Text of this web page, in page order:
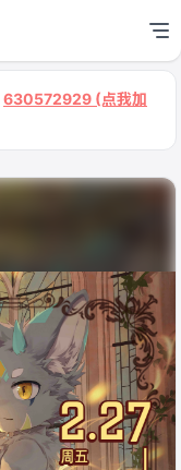
630572929 (点我加